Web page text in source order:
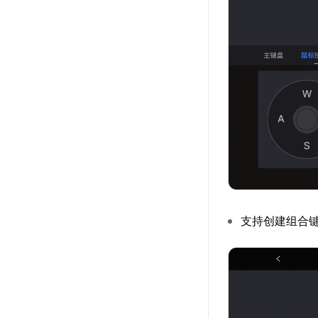
支持创建组合